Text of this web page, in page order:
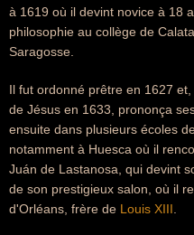
à 1619 où il devint novice à 18
philosophie au collège de
Saragosse.
Il fut ordonné prêtre en 1627
de Jésus en 1633, prononça
ensuite dans plusieurs écoles
notamment à Huesca où il
Juán de Lastanosa, qui devint
de son prestigieux salon, où il
d'Orléans, frère de Louis XIII